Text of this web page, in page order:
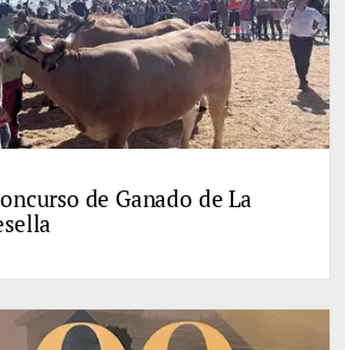
de Ganado de La